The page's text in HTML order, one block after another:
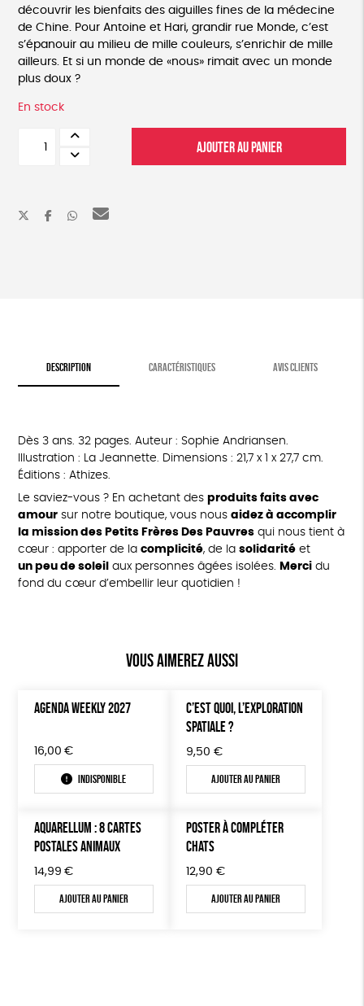
découvrir les bienfaits des aiguilles fines de la médecine
de Chine. Pour Antoine et Hari, grandir rue Monde, c’est
s’épanouir au milieu de mille couleurs, s’enrichir de mille
ailleurs. Et si un monde de «nous» rimait avec un monde
plus doux ?
En stock
AJOUTER AU PANIER
DESCRIPTION CARACTÉRISTIQUES AVIS CLIENTS
Dès 3 ans. 32 pages. Auteur : Sophie Andriansen.
Illustration : La Jeannette. Dimensions : 21,7 x 1 x 27,7 cm.
Éditions : Athizes.
Le saviez-vous ? En achetant des produits faits avec
amoursur notre boutique, vous nous aidez à accomplir
la mission des Petits Frères Des Pauvresqui nous tient à
cœur : apporter de la complicité, de la solidaritéet
un peu de soleil aux personnes âgées isolées. Mercidu
fond du cœur d’embellir leur quotidien !
Vous aimerez aussi
AGENDA WEEKLY 2027
16,00 €
Indisponible
C’EST QUOI, L’EXPLORATION
SPATIALE ?
9,50 €
Ajouter au panier
AQUARELLUM : 8 CARTES
POSTALES ANIMAUX
14,99 €
Ajouter au panier
POSTER À COMPLÉTER
CHATS
12,90 €
Ajouter au panier